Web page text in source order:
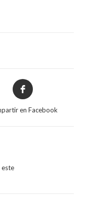
Opens
in
en Facebook
este